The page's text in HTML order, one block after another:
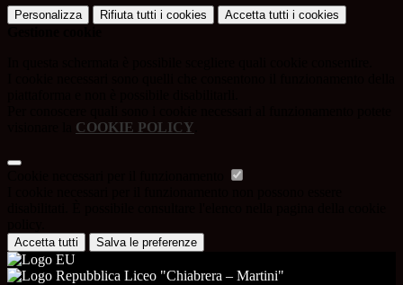
Personalizza Rifiuta tutti i cookies Accetta tutti i cookies
COOKIE POLICY
Accetta tutti Salva le preferenze
Liceo "Chiabrera – Martini"